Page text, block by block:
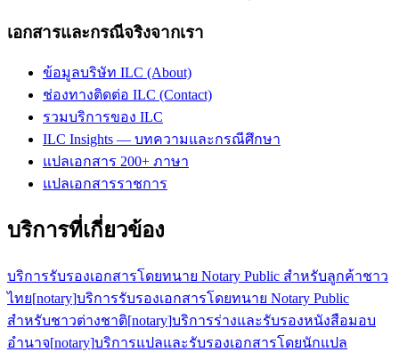
เอกสารและกรณีจริงจากเรา
ข้อมูลบริษัท ILC (About)
ช่องทางติดต่อ ILC (Contact)
รวมบริการของ ILC
ILC Insights — บทความและกรณีศึกษา
แปลเอกสาร 200+ ภาษา
แปลเอกสารราชการ
บริการที่เกี่ยวข้อง
บริการรับรองเอกสารโดยทนาย Notary Public สำหรับลูกค้าชาว
ไทย[notary]บริการรับรองเอกสารโดยทนาย Notary Public
สำหรับชาวต่างชาติ[notary]บริการร่างและรับรองหนังสือมอบ
อำนาจ[notary]บริการแปลและรับรองเอกสารโดยนักแปล